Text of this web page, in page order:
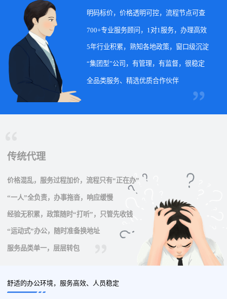
明码标价，价格透明可控，流程节点可查
700+专业服务顾问，1对1服务，办理高效
5年行业积累，熟知各地政策，窗口级沉淀
“集团型”公司，有管理，有监督，很稳定
全品类服务、精选优质合作伙伴
传统代理
价格混乱，服务过程加价，流程只有“正在办”
“一人”全负责，办事拖沓，响应缓慢
经验无积累，政策随时“打听”，只管先收钱
“运动式”办公，随时准备换地址
服务品类单一，层层转包
舒适的办公环境，服务高效、人员稳定